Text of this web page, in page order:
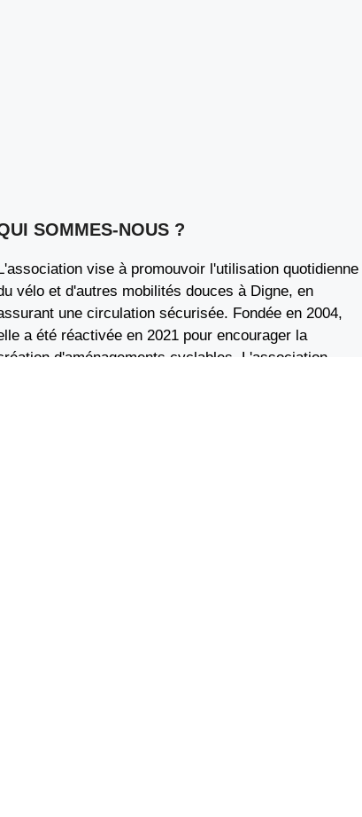
SOMMES-NOUS ?
L'association vise à promouvoir l'utilisation quotidienne
vélo et d'autres mobilités douces à Digne, en
une circulation sécurisée. Fondée en 2004,
a été réactivée en 2021 pour encourager la
d'aménagements cyclables. L'association